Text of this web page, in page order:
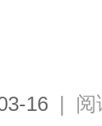
16 | 阅